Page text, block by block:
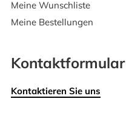
Meine Wunschliste
Meine Bestellungen
Kontaktformular
Kontaktieren Sie uns